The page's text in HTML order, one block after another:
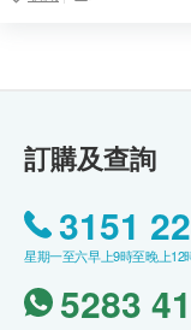
訂購及查詢
3151
星期一至六早上9時至晚上12
5283